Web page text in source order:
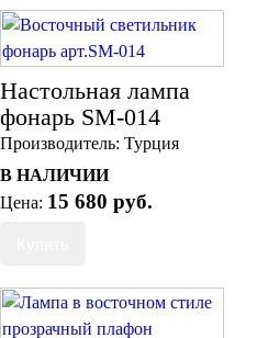
Настольная лампа
фонарь SM-014
Производитель: Турция
В НАЛИЧИИ
Цена: 15 680 руб.